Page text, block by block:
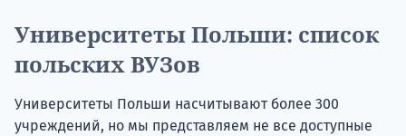
Университеты Польши: список
польских ВУЗов
Университеты Польши насчитывают более 300
учреждений, но мы представляем не все доступные